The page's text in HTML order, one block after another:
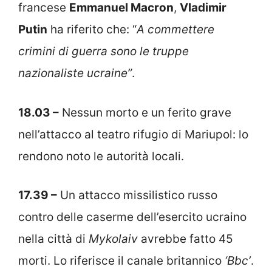
francese Emmanuel Macron, Vladimir
Putin ha riferito che: “A commettere
crimini di guerra sono le truppe
nazionaliste ucraine”.
18.03 – Nessun morto e un ferito grave
nell’attacco al teatro rifugio di Mariupol: lo
rendono noto le autorità locali.
17.39 – Un attacco missilistico russo
contro delle caserme dell’esercito ucraino
nella città di Mykolaiv avrebbe fatto 45
morti. Lo riferisce il canale britannico ‘Bbc’.